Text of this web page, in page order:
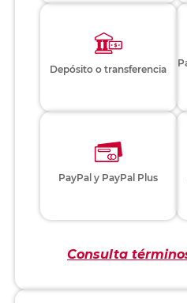
Depósito o transferencia
PayPal y PayPal Plus
Consulta